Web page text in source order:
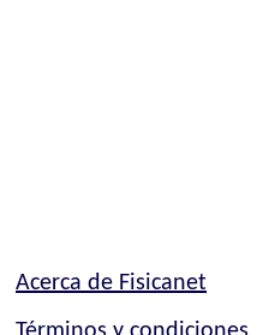
Acerca de Fisicanet